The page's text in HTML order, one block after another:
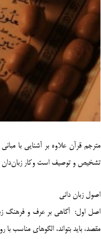
مترجم قرآن علاوه بر آشنايي با
تشخيص و توصيف است وكار زبان‌دان
اصول زبان داني
مقصد، بايد بتواند، الگوهاي مناسب